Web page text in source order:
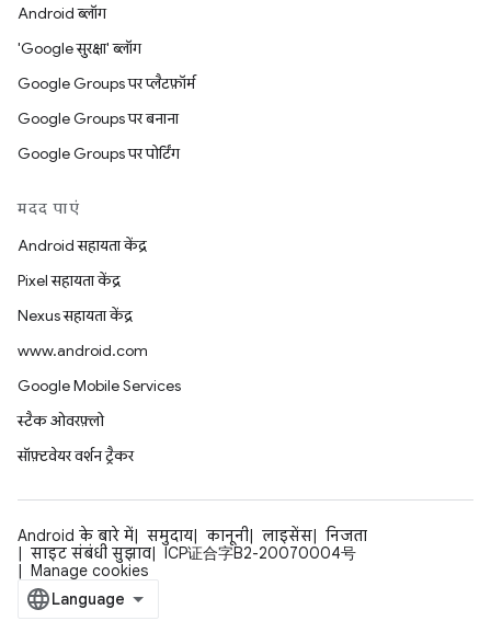
Android ब्लॉग
'Google सुरक्षा' ब्लॉग
Google Groups पर प्लैटफ़ॉर्म
Google Groups पर बनाना
Google Groups पर पोर्टिंग
मदद पाएं
Android सहायता केंद्र
Pixel सहायता केंद्र
Nexus सहायता केंद्र
www.android.com
Google Mobile Services
स्टैक ओवरफ़्लो
सॉफ़्टवेयर वर्शन ट्रैकर
Android के बारे में समुदाय कानूनी लाइसेंस
निजता
साइट संबंधी सुझाव
ICP证合字B2-20070004号
Manage cookies